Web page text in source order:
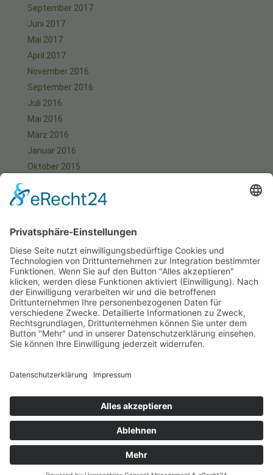
September 2017
Juni 2017
Mai 2017
April 2017
November 2016
September 2016
Juli 2016
Mai 2016
März 2016
Januar 2016
Oktober 2015
August 2015
Juni 2015
Mai 2015
April 2015
März 2015
Januar 2015
Meta
Anmelden
Start Aktuell Fotos
Kontakt
Datenschutzerklärung
Cookie-Einstellungen